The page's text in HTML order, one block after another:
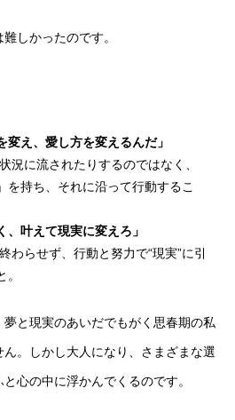
しかったのです。
変え、愛し方を変えるんだ」
況に流されたりするのではなく、
を持ち、それに沿って行動するこ
、叶えて現実に変えろ」
らせず、行動と努力で“現実”に引
と現実のあいだでもがく思春期の私
。しかし大人になり、さまざまな選
心の中に浮かんでくるのです。